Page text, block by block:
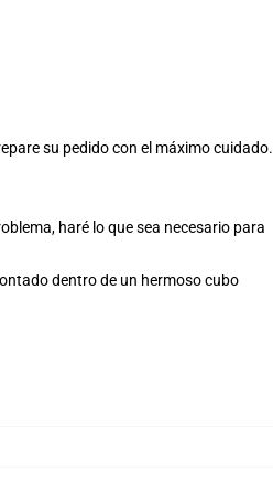
su pedido con el máximo cuidado.
haré lo que sea necesario para
dentro de un hermoso cubo